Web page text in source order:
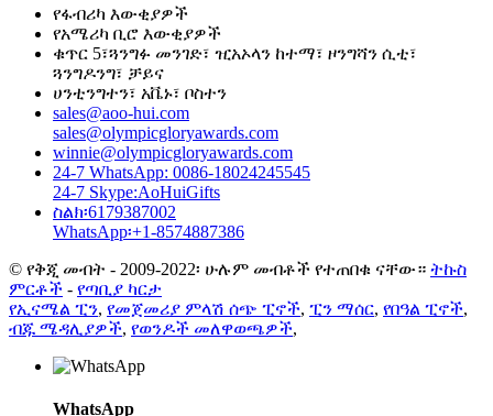
የፋብሪካ እውቂያዎች
የአሜሪካ ቢሮ እውቂያዎች
ቁጥር 5፣ጓንግፉ መንገድ፣ ዢአኦላን ከተማ፣ ዞንግሻን ሲቲ፣
ጓንግዶንግ፣ ቻይና
ሀንቲንግተን፣ አቬኑ፣ ቦስተን
sales@aoo-hui.com
sales@olympicgloryawards.com
winnie@olympicgloryawards.com
24-7 WhatsApp: 0086-18024245545
24-7 Skype:AoHuiGifts
ስልክ፡6179387002
WhatsApp፡+1-8574887386
© የቅጂ መብት - 2009-2022፡ ሁሉም መብቶች የተጠበቁ ናቸው። ትኩስ
ምርቶች - የጣቢያ ካርታ
የኢናሜል ፒን, የመጀመሪያ ምላሽ ሰጭ ፒኖች, ፒን ማሰር, የበዓል ፒኖች,
ብጁ ሜዳሊያዎች, የወንዶች መለዋወጫዎች,
WhatsApp